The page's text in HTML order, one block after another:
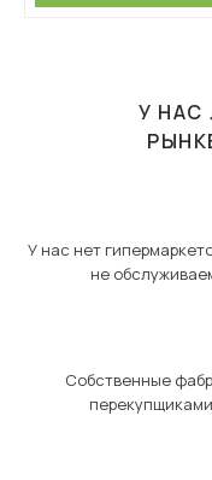
У НАС
У нас нет
не
Собственные